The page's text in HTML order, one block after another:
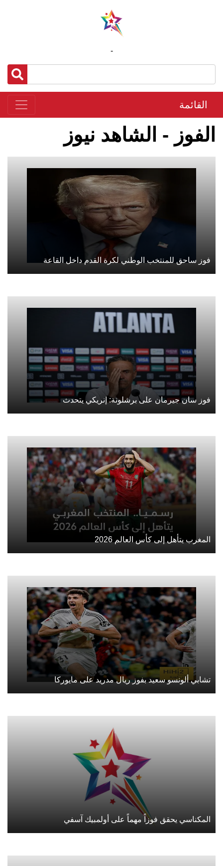
-
القائمة
الفوز - الشاهد نيوز
فوز ساحق للمنتخب الوطني لكرة القدم داخل القاعة
فوز سان جيرمان على برشلونة: إنريكي يتحدث
المغرب يتأهل إلى كأس العالم 2026
تشابي ألونسو سعيد بفوز ريال مدريد على مايوركا
المكناسي يحقق فوزاً مهماً على أولمبيك آسفي